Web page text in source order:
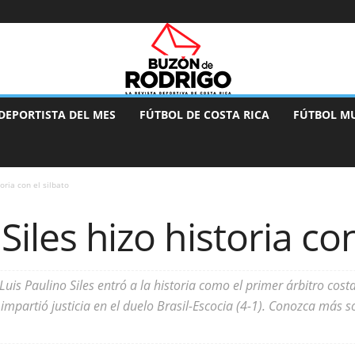
DEL MES FÚTBOL DE COSTA RICA FÚTBOL
con el silbato
hizo historia
Paulino Siles entró a la historia como el primer árbitro
justicia en el duelo Brasil-Escocia (4-1). Conozca más